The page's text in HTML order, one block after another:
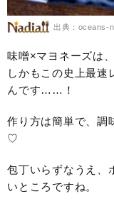
出典：oceans-
味噌×マヨネーズは
しかもこの史上最速
んです……！
作り方は簡単で、調
♡
包丁いらずなうえ、
いところですね。